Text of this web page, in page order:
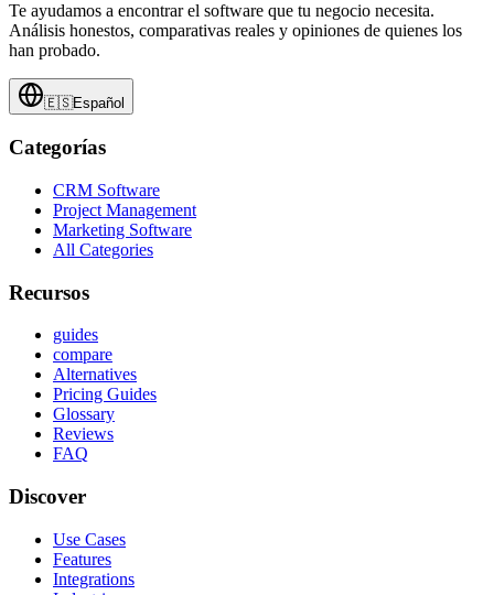
Te ayudamos a encontrar el software que tu negocio necesita.
Análisis honestos, comparativas reales y opiniones de quienes los
han probado.
🇪🇸Español
Categorías
CRM Software
Project Management
Marketing Software
All Categories
Recursos
guides
compare
Alternatives
Pricing Guides
Glossary
Reviews
FAQ
Discover
Use Cases
Features
Integrations